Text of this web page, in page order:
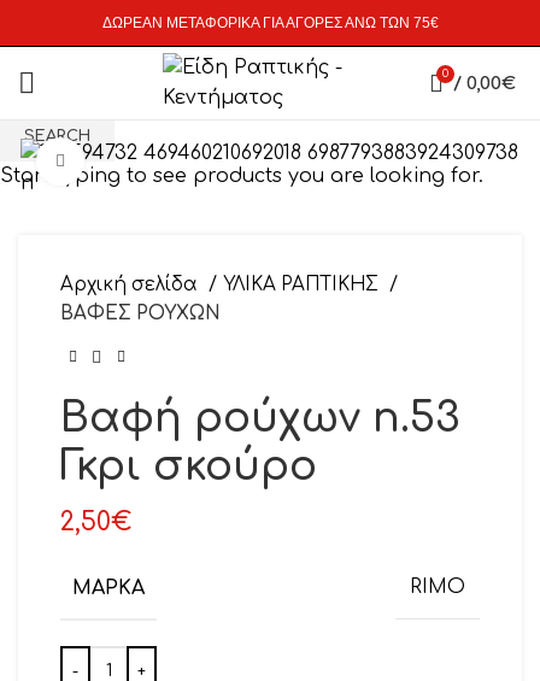
ΔΩΡΕΑΝ ΜΕΤΑΦΟΡΙΚΑ ΓΙΑ ΑΓΟΡΕΣ ΑΝΩ ΤΩΝ 75€
0 / 0,00€
Click to enlarge
Αρχική σελίδα
ΥΛΙΚΑ ΡΑΠΤΙΚΗΣ
ΒΑΦΕΣ ΡΟΥΧΩΝ
Βαφή ρούχων n.53
Γκρι σκούρο
2,50€
ΜΆΡΚΑ RIMO
SEARCH
Start typing to see products you are looking for.